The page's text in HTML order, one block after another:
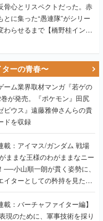
骨心とリスペクトだった。赤
とに集った“愚連隊”がシリー
わらせるまで【橋野桂インタ
ーの青春〜
ーム業界取材マンガ『若ゲの
が発売。『ポケモン』田尻
ビウス』遠藤雅伸さんらの貴
ドを収録
：アイマス/ガンダム 戦場
ままな王様のわがままなニー
──小山順一朗が貫く姿勢に、
イターとしての矜持を見た
り最終回】
載：バーチャファイター編】
現のために、軍事技術を採り